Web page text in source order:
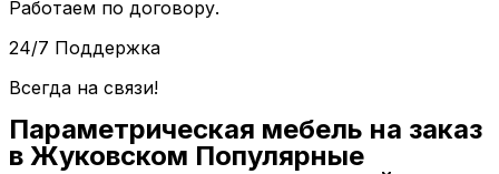
Работаем по договору.
24/7 Поддержка
Всегда на связи!
Параметрическая мебель на заказ
в Жуковском Популярные